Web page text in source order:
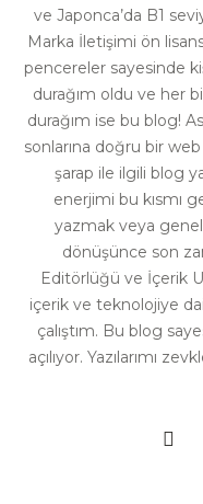
ve Japonca’da B1
Marka İletişimi ön
pencereler sayesinde
durağım oldu ve her
durağım ise bu blog!
sonlarına doğru bir
şarap ile ilgili blog
enerjimi bu kısmı
yazmak veya
dönüşünce son
Editörlüğü ve İçerik
içerik ve teknolojiye
çalıştım. Bu blog
açılıyor. Yazılarımı